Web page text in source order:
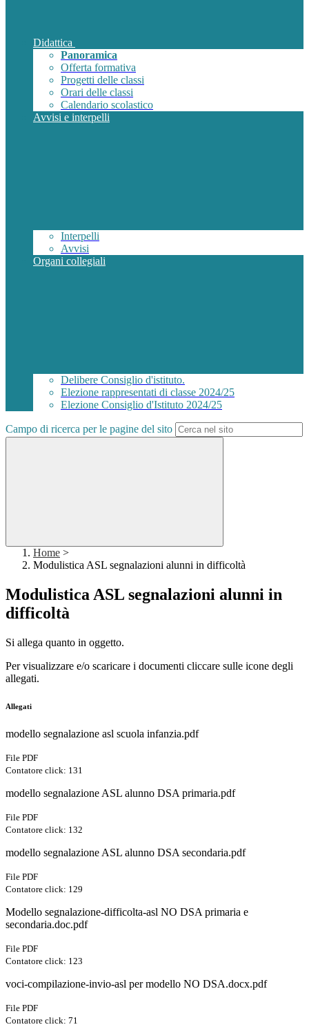
Didattica
Panoramica
Offerta formativa
Progetti delle classi
Orari delle classi
Calendario scolastico
Avvisi e interpelli
Interpelli
Avvisi
Organi collegiali
Delibere Consiglio d'istituto.
Elezione rappresentati di classe 2024/25
Elezione Consiglio d'Istituto 2024/25
Campo di ricerca per le pagine del sito
Home >
Modulistica ASL segnalazioni alunni in difficoltà
Modulistica ASL segnalazioni alunni in
difficoltà
Si allega quanto in oggetto.
Per visualizzare e/o scaricare i documenti cliccare sulle icone degli
allegati.
Allegati
modello segnalazione asl scuola infanzia.pdf
File PDF
Contatore click: 131
modello segnalazione ASL alunno DSA primaria.pdf
File PDF
Contatore click: 132
modello segnalazione ASL alunno DSA secondaria.pdf
File PDF
Contatore click: 129
Modello segnalazione-difficolta-asl NO DSA primaria e
secondaria.doc.pdf
File PDF
Contatore click: 123
voci-compilazione-invio-asl per modello NO DSA.docx.pdf
File PDF
Contatore click: 71